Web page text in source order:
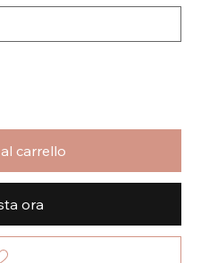
carrello
ora